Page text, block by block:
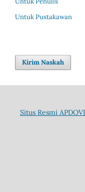
Untuk Pustakawan
Kirim Naskah
Situs Resmi APDOVI